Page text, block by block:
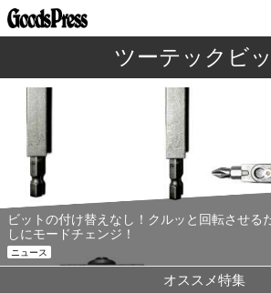
ツーテックビ
ビットの付け替えなし！クルッと回転させ
しにモードチェンジ！
ニュース
オススメ特集